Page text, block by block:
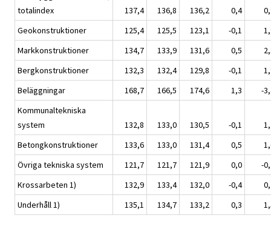
totalindex
137,4 136,8 136,2 0,4
Geokonstruktioner
125,4 125,5 123,1 -0,1
Markkonstruktioner
134,7 133,9 131,6 0,5
Bergkonstruktioner
132,3 132,4 129,8 -0,1
Beläggningar
168,7 166,5 174,6 1,3
-
Kommunaltekniska
system
132,8 133,0 130,5 -0,1
Betongkonstruktioner
133,6 133,0 131,4 0,5
Övriga tekniska system
121,7 121,7 121,9 0,0
-
Krossarbeten 1)
132,9 133,4 132,0 -0,4
Underhåll 1)
135,1 134,7 133,2 0,3